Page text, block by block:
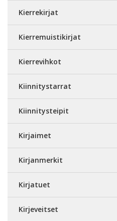
Kierrekirjat
Kierremuistikirjat
Kierrevihkot
Kiinnitystarrat
Kiinnitysteipit
Kirjaimet
Kirjanmerkit
Kirjatuet
Kirjeveitset